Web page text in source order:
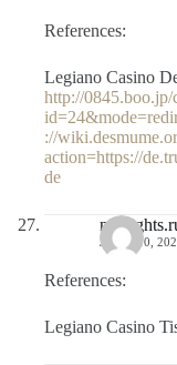
References:
Legiano Casino
http://
://
action=https://
de
JULIO 10,
References:
Legiano Casino